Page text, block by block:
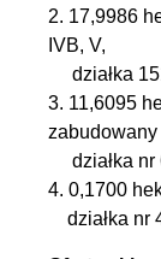
2. 17,9986
IVB, V,
działka
3. 11,6095
zabudowany
działka nr
4. 0,1700
działka nr